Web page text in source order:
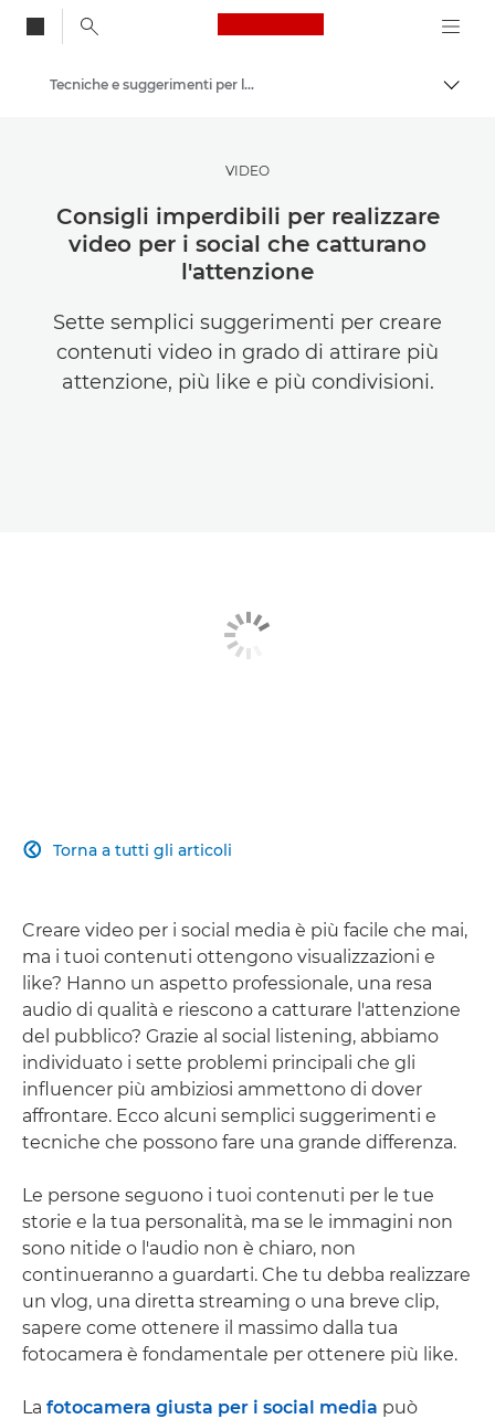
Canon Logo, back
Lasciati ispirare | Consigli di fotografia e stampa e guide all'acquisto
Tecniche e suggerimenti per la fotografia e la stampa
VIDEO
Consigli imperdibili per realizzare
video per i social che catturano
l'attenzione
Sette semplici suggerimenti per creare
contenuti video in grado di attirare più
attenzione, più like e più condivisioni.
Torna a tutti gli articoli

Creare video per i social media è più facile che mai,
ma i tuoi contenuti ottengono visualizzazioni e
like? Hanno un aspetto professionale, una resa
audio di qualità e riescono a catturare l'attenzione
del pubblico? Grazie al social listening, abbiamo
individuato i sette problemi principali che gli
influencer più ambiziosi ammettono di dover
affrontare. Ecco alcuni semplici suggerimenti e
tecniche che possono fare una grande differenza.
Le persone seguono i tuoi contenuti per le tue
storie e la tua personalità, ma se le immagini non
sono nitide o l'audio non è chiaro, non
continueranno a guardarti. Che tu debba realizzare
un vlog, una diretta streaming o una breve clip,
sapere come ottenere il massimo dalla tua
fotocamera è fondamentale per ottenere più like.
La fotocamera giusta per i social media può